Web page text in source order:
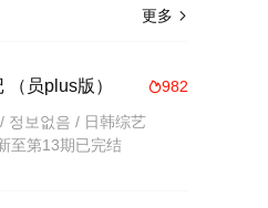
更多 
982
（员plus版）
정보없음 / 日韩综艺
至第13期已完结